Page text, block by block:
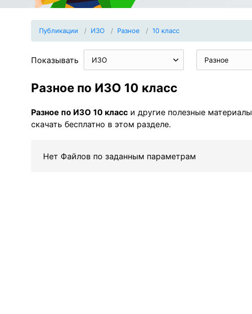
Публикации ИЗО Разное 10 класс
Показывать ИЗО Разное
Разное по ИЗО 10 класс
Разное по ИЗО 10 класс и другие полезные материалы
скачать бесплатно в этом разделе.
Нет Файлов по заданным параметрам